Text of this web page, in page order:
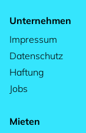
Unternehmen
Impressum
Datenschutz
Haftung
Jobs
Mieten